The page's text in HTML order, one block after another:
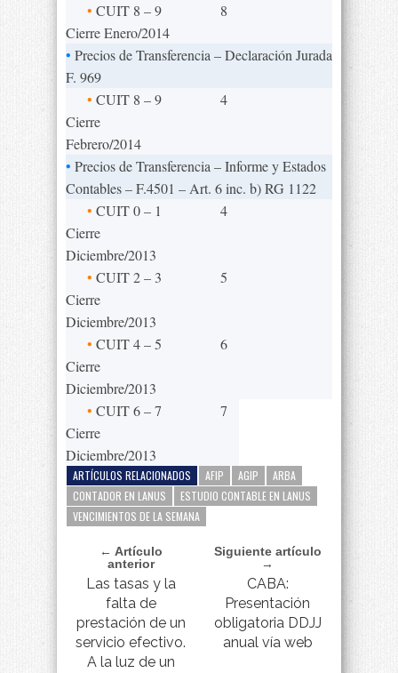
• CUIT 8 – 9
Cierre Enero/2014
8
• Precios de Transferencia – Declaración Jurada
F. 969
• CUIT 8 – 9
Cierre
Febrero/2014
4
• Precios de Transferencia – Informe y Estados
Contables – F.4501 – Art. 6 inc. b) RG 1122
• CUIT 0 – 1
Cierre
Diciembre/2013
4
• CUIT 2 – 3
Cierre
Diciembre/2013
5
• CUIT 4 – 5
Cierre
Diciembre/2013
6
• CUIT 6 – 7
Cierre
Diciembre/2013
7
ARTÍCULOS RELACIONADOS AFIP AGIP
ARBA
CONTADOR EN LANUS
ESTUDIO CONTABLE EN LANUS
VENCIMIENTOS DE LA SEMANA
← Artículo
anterior
Las tasas y la
falta de
prestación de un
servicio efectivo.
A la luz de un
Siguiente artículo
→
CABA:
Presentación
obligatoria DDJJ
anual vía web